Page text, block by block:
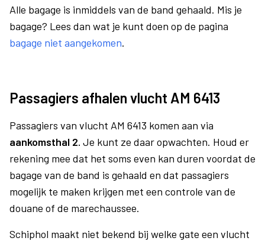
Alle bagage is inmiddels van de band gehaald. Mis je
bagage? Lees dan wat je kunt doen op de pagina
bagage niet aangekomen.
Passagiers afhalen vlucht AM 6413
Passagiers van vlucht AM 6413 komen aan via
aankomsthal 2. Je kunt ze daar opwachten. Houd er
rekening mee dat het soms even kan duren voordat de
bagage van de band is gehaald en dat passagiers
mogelijk te maken krijgen met een controle van de
douane of de marechaussee.
Schiphol maakt niet bekend bij welke gate een vlucht